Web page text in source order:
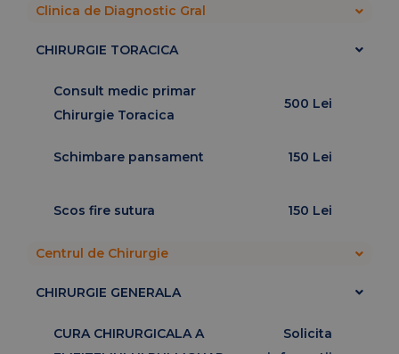
Clinica de Diagnostic Gral
CHIRURGIE TORACICA
Consult medic primar
Chirurgie Toracica
500 Lei
Schimbare pansament 150 Lei
Scos fire sutura 150 Lei
Centrul de Chirurgie
CHIRURGIE GENERALA
CURA CHIRURGICALA A
Solicita